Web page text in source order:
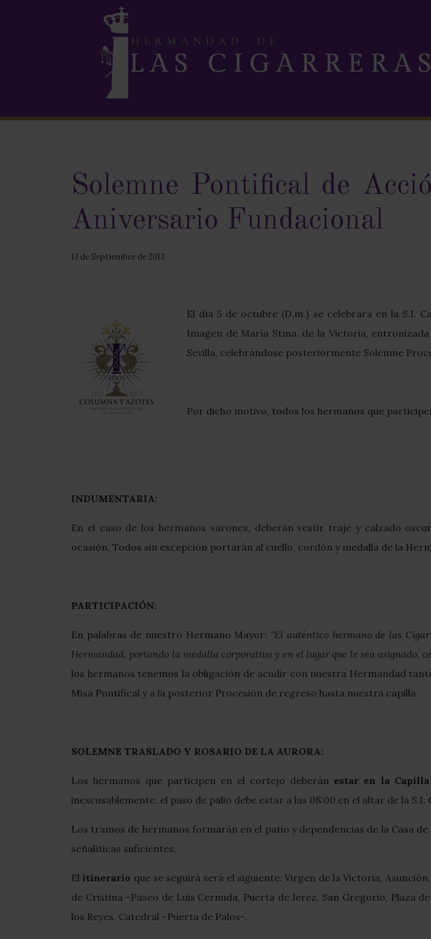
Solemne Pontifical de
Aniversario Fundacional
13 de Septiembre de 2013
El día 5 de octubre (D.m.) se celebrara en la S.I.
Imagen de María Stma. de la Victoria,
Sevilla, celebrándose posteriormente Solemne
Por dicho motivo, todos los hermanos que
INDUMENTARIA:
En el caso de los hermanos varones, deberán vestir traje y calzado
ocasión. Todos sin excepción portarán al cuello, cordón y medalla de la
PARTICIPACIÓN:
En palabras de nuestro Hermano Mayor: “El auténtico hermano de las
Hermandad, portando la medalla corporativa y en el lugar que le sea asignado,
los hermanos tenemos la obligación de acudir con nuestra Hermandad
Misa Pontifical y a la posterior Procesión de regreso hasta nuestra capilla.
SOLEMNE TRASLADO Y ROSARIO DE LA AURORA:
Los hermanos que participen en el cortejo deberán estar en la
inexcusablemente, el paso de palio debe estar a las 08:00 en el altar de la S.I.
Los tramos de hermanos formarán en el patio y dependencias de la Casa
señalíticas suficientes.
El itinerario que se seguirá será el siguiente: Virgen de la Victoria,
de Cristina –Paseo de Luis Cernuda, Puerta de Jerez, San Gregorio, Plaza
los Reyes, Catedral –Puerta de Palos-.